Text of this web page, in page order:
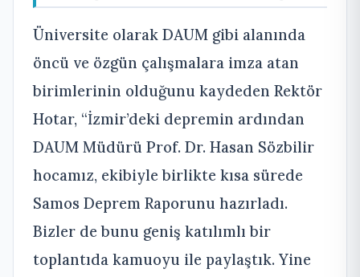
Üniversite olarak DAUM gibi alanında
öncü ve özgün çalışmalara imza atan
birimlerinin olduğunu kaydeden Rektör
Hotar, “İzmir’deki depremin ardından
DAUM Müdürü Prof. Dr. Hasan Sözbilir
hocamız, ekibiyle birlikte kısa sürede
Samos Deprem Raporunu hazırladı.
Bizler de bunu geniş katılımlı bir
toplantıda kamuoyu ile paylaştık. Yine